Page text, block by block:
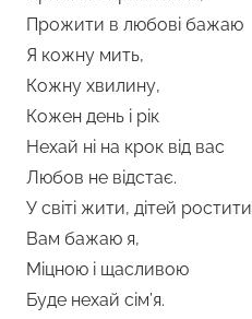
Прожити в любові бажаю
Я кожну мить,
Кожну хвилину,
Кожен день і рік
Нехай ні на крок від вас
Любов не відстає.
У світі жити, дітей ростити
Вам бажаю я,
Міцною і щасливою
Буде нехай сім’я.